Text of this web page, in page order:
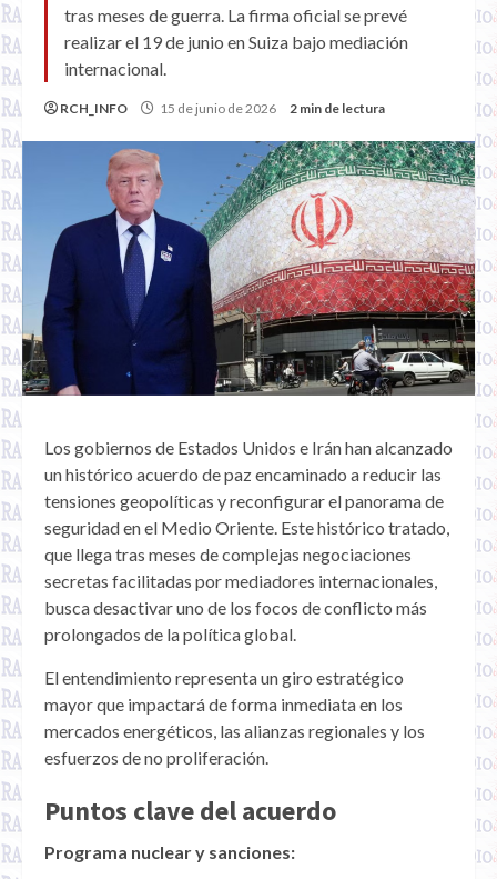
tras meses de guerra. La firma oficial se prevé
realizar el 19 de junio en Suiza bajo mediación
internacional.
RCH_INFO 15 de junio de 2026 2 min de lectura
Los gobiernos de Estados Unidos e Irán han alcanzado
un histórico acuerdo de paz encaminado a reducir las
tensiones geopolíticas y reconfigurar el panorama de
seguridad en el Medio Oriente. Este histórico tratado,
que llega tras meses de complejas negociaciones
secretas facilitadas por mediadores internacionales,
busca desactivar uno de los focos de conflicto más
prolongados de la política global.
El entendimiento representa un giro estratégico
mayor que impactará de forma inmediata en los
mercados energéticos, las alianzas regionales y los
esfuerzos de no proliferación.
Puntos clave del acuerdo
Programa nuclear y sanciones: